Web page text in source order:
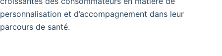
personnalisation et d’accompagnement dans leur
parcours de santé.